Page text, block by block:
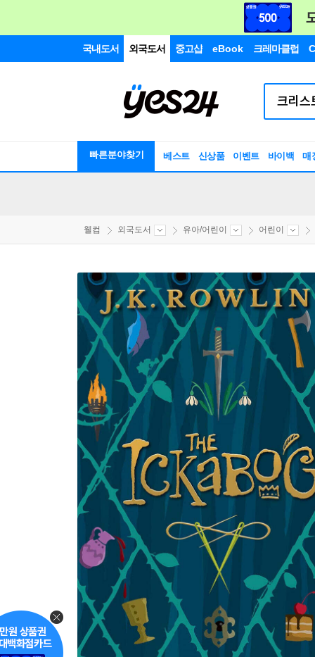
국내도서 외국도서 중고샵 eBook 크레마클럽
빠른분야찾기 베스트 신상품 이벤트 바이백 매
웰컴 외국도서 유아/어린이 어린이